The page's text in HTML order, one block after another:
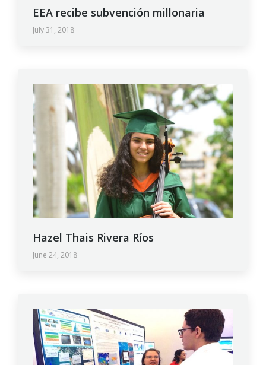
EEA recibe subvención millonaria
July 31, 2018
Hazel Thais Rivera Ríos
June 24, 2018